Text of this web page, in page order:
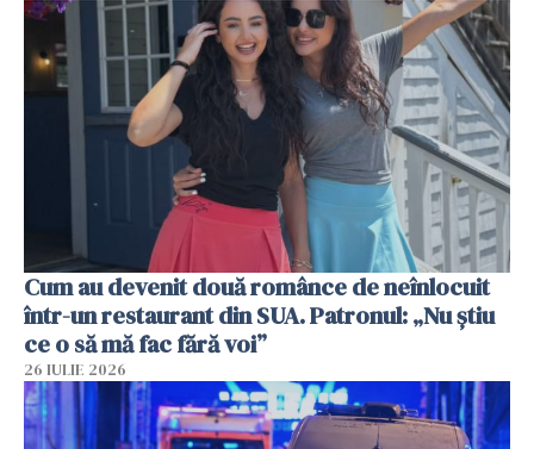
Cum au devenit două românce de neînlocuit
într-un restaurant din SUA. Patronul: „Nu știu
ce o să mă fac fără voi”
26 IULIE 2026